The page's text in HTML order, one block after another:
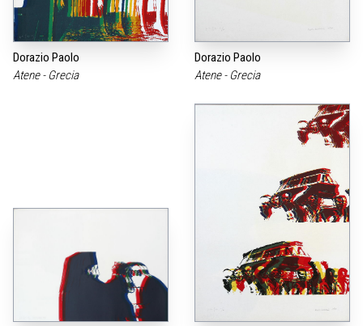
Dorazio Paolo
Atene - Grecia
Dorazio Paolo
Atene - Grecia